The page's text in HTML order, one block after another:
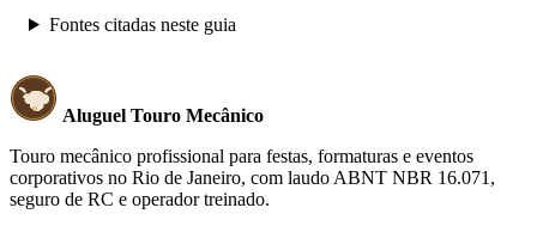
Fontes citadas neste guia
Aluguel Touro Mecânico
Touro mecânico profissional para festas, formaturas e eventos
corporativos no Rio de Janeiro, com laudo ABNT NBR 16.071,
seguro de RC e operador treinado.